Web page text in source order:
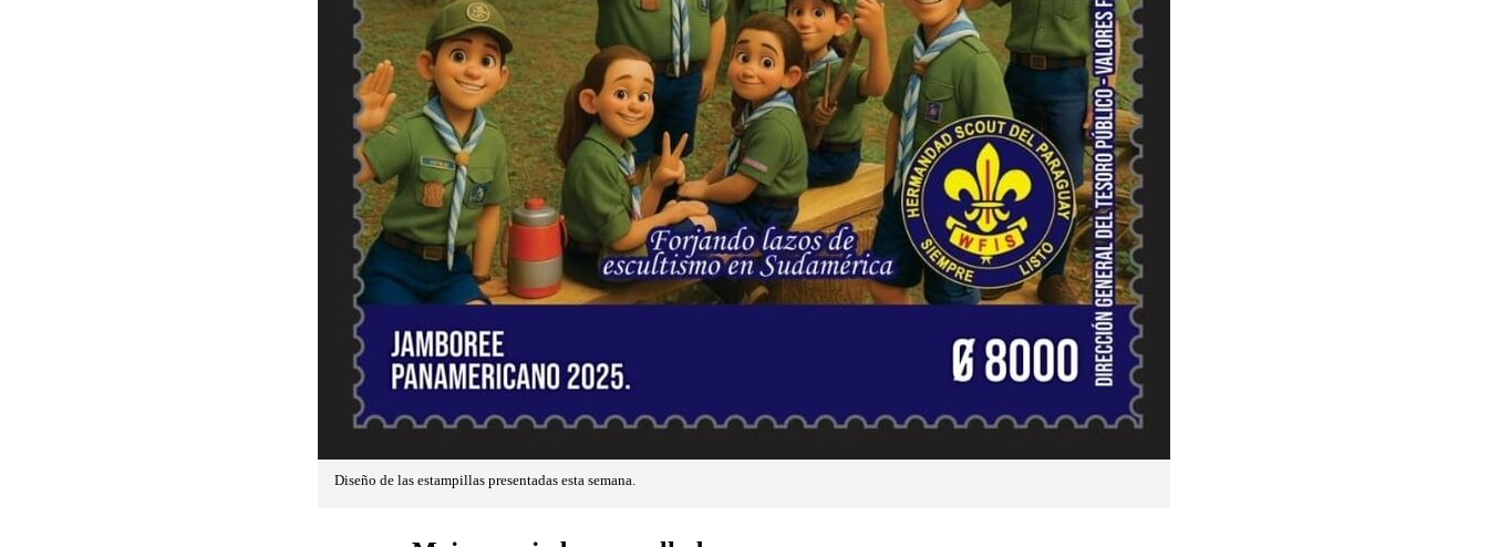
Diseño de las estampillas presentadas esta semana.